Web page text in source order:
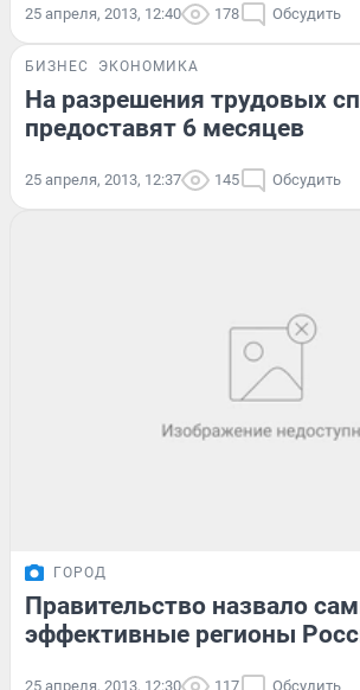
25 апреля, 2013, 12:40 178 Обсудить
БИЗНЕС ЭКОНОМИКА
На разрешения трудовых
предоставят 6 месяцев
25 апреля, 2013, 12:37 145 Обсудить
ГОРОД
Правительство назвало
эффективные регионы
25 апреля, 2013, 12:30 117 Обсудить